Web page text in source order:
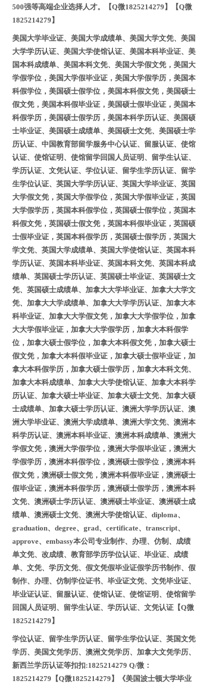
500强等高端企业选择人才。【Q微1825214279】【Q微
1825214279】
美国大学毕业证、美国大学成绩单、美国大学文凭、美国
大学学历认证、美国大学使馆认证、美国本科毕业证、美
国本科成绩单、美国本科文凭、美国大学假文凭，美国大
学假学位，美国大学假毕业证，美国大学假学历，美国本
科假学位，美国硕士假学位，美国本科假文凭，美国硕士
假文凭，美国本科假毕业证，美国硕士假毕业证，美国本
科假学历，美国硕士假学历，美国本科学历认证、美国硕
士毕业证、美国硕士成绩单、美国硕士文凭、美国硕士学
历认证、中国教育部留学服务中心认证、留服认证、使馆
认证、使馆证明、使馆留学回国人员证明、留学生认证、
学历认证、文凭认证、学位认证、留学生学历认证、留学
生学位认证、英国大学学历认证、英国大学毕业证、英国
大学假文凭，英国大学假学位，英国大学假毕业证，英国
大学假学历，英国本科假学位，英国硕士假学位，英国本
科假文凭，英国硕士假文凭，英国本科假毕业证，英国硕
士假毕业证，英国本科假学历，英国硕士假学历，英国大
学文凭、英国大学成绩单、英国大学使馆认证、英国本科
学历认证、英国本科毕业证、英国本科文凭、英国本科成
绩单、英国硕士学历认证、英国硕士毕业证、英国硕士文
凭、英国硕士成绩单、加拿大大学毕业证、加拿大大学文
凭、加拿大大学成绩单、加拿大大学学历认证、加拿大本
科毕业证、加拿大大学假文凭，加拿大大学假学位，加拿
大大学假毕业证，加拿大大学假学历，加拿大本科假学
位，加拿大硕士假学位，加拿大本科假文凭，加拿大硕士
假文凭，加拿大本科假毕业证，加拿大硕士假毕业证，加
拿大本科假学历，加拿大硕士假学历，加拿大本科文凭、
加拿大本科成绩单、加拿大大学使馆认证、加拿大本科学
历认证、加拿大硕士毕业证、加拿大硕士文凭、加拿大硕
士成绩单、加拿大硕士学历认证、澳洲大学学历认证、澳
洲大学毕业证、澳洲大学成绩单、澳洲大学文凭、澳洲本
科学历认证、澳洲本科毕业证、澳洲本科成绩单、澳洲大
学假文凭，澳洲大学假学位，澳洲大学假毕业证，澳洲大
学假学历，澳洲本科假学位，澳洲硕士假学位，澳洲本科
假文凭，澳洲硕士假文凭，澳洲本科假毕业证，澳洲硕士
假毕业证，澳洲本科假学历，澳洲硕士假学历，澳洲本科
文凭、澳洲硕士学历认证、澳洲硕士毕业证、澳洲硕士成
绩单、澳洲硕士文凭、澳洲大学使馆认证、diploma、
graduation、degree、grad、certificate、transcript、
approve、embassy本公司专业制作、办理、仿制、成绩
单文凭、改成绩、教育部学历学位认证、毕业证、成绩
单、文凭、学历文凭、假文凭假毕业证假学历书制作、假
制作、办理、仿制学位证书、毕业证文凭、文凭毕业证、
毕业证认证、留服认证、使馆认证、使馆证明、使馆留学
回国人员证明、留学生认证、学历认证、文凭认证【Q微
1825214279】
学位认证、留学生学历认证、留学生学位认证、英国文凭
学历、美国文凭学历、澳洲文凭学历、加拿大文凭学历、
新西兰学历认证等扣扣:1825214279 Q/微：
1825214279【Q微1825214279】《美国波士顿大学毕业